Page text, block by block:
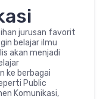
jurusan favorit
belajar ilmu
akan menjadi
ke berbagai
Public
Komunikasi,